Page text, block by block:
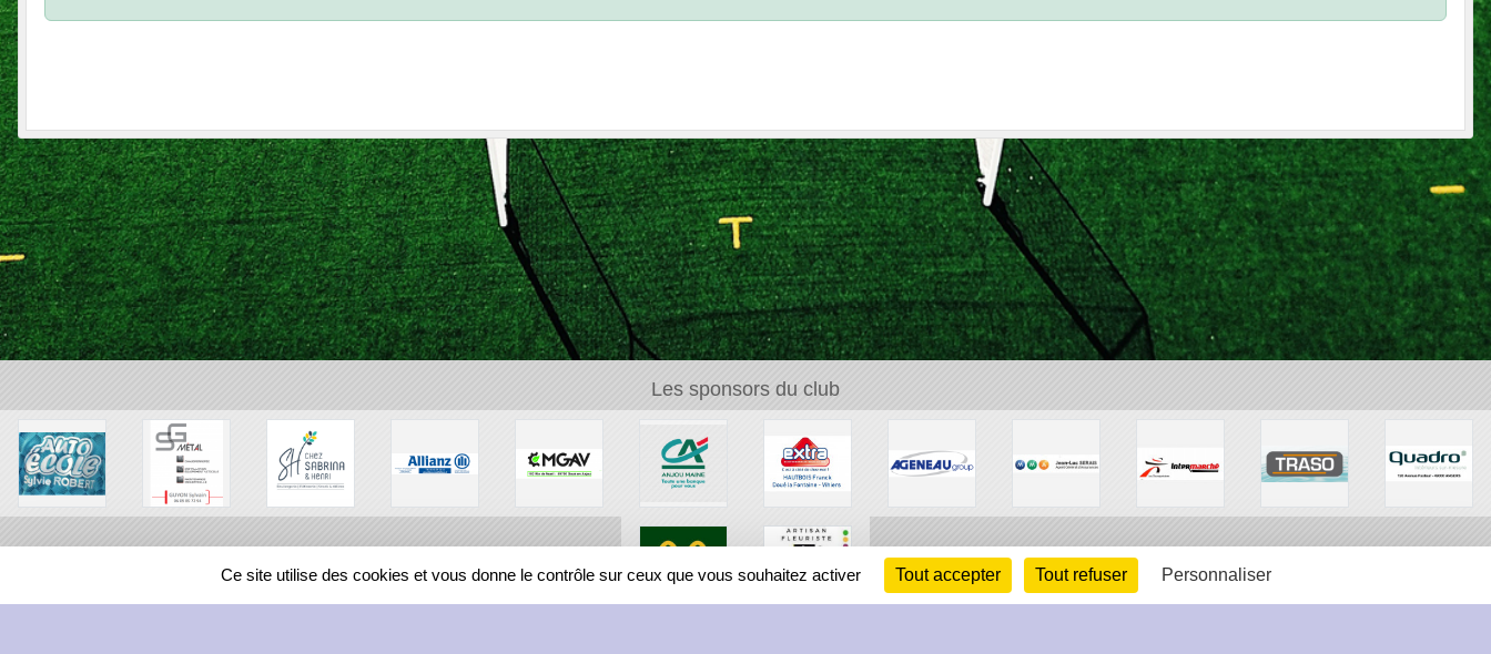
Les sponsors du club
Ce site utilise des cookies et vous donne le contrôle sur ceux que vous souhaitez activer Tout accepter Tout refuser Personnaliser